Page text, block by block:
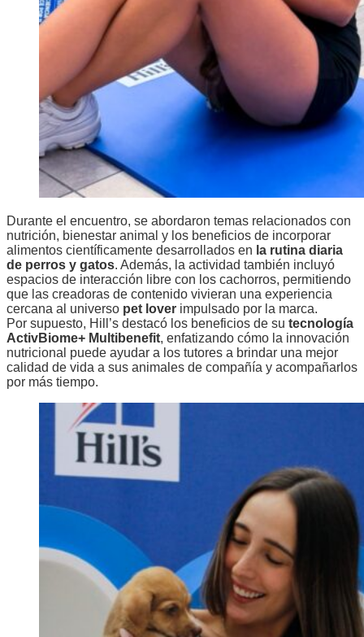
Durante el encuentro, se abordaron temas relacionados con
nutrición, bienestar animal y los beneficios de incorporar
alimentos científicamente desarrollados en la rutina diaria
de perros y gatos. Además, la actividad también incluyó
espacios de interacción libre con los cachorros, permitiendo
que las creadoras de contenido vivieran una experiencia
cercana al universo pet lover impulsado por la marca.
Por supuesto, Hill’s destacó los beneficios de su tecnología
ActivBiome+ Multibenefit, enfatizando cómo la innovación
nutricional puede ayudar a los tutores a brindar una mejor
calidad de vida a sus animales de compañía y acompañarlos
por más tiempo.